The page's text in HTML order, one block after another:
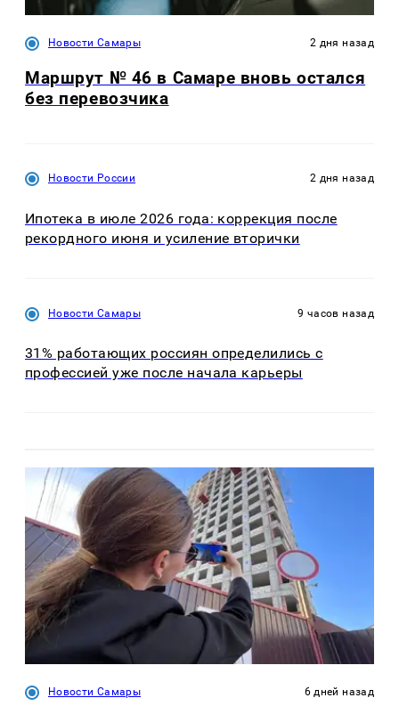
Новости Самары 2 дня назад
Маршрут № 46 в Самаре вновь остался
без перевозчика
Новости России 2 дня назад
Ипотека в июле 2026 года: коррекция после
рекордного июня и усиление вторички
Новости Самары 9 часов назад
31% работающих россиян определились с
профессией уже после начала карьеры
Новости Самары 6 дней назад